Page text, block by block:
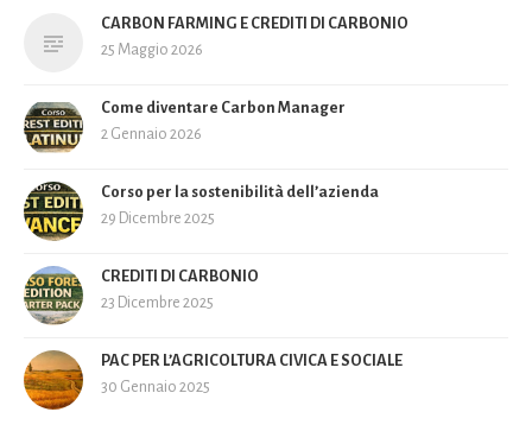
CARBON FARMING E CREDITI DI CARBONIO
25 Maggio 2026
Come diventare Carbon Manager
2 Gennaio 2026
Corso per la sostenibilità dell’azienda
29 Dicembre 2025
CREDITI DI CARBONIO
23 Dicembre 2025
PAC PER L’AGRICOLTURA CIVICA E SOCIALE
30 Gennaio 2025